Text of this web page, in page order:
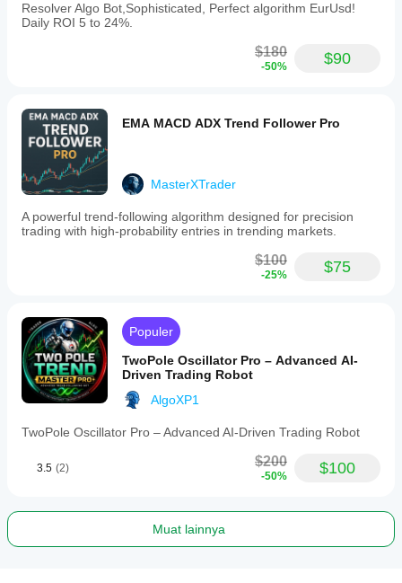
Resolver Algo Bot,Sophisticated, Perfect algorithm EurUsd!
Daily ROI 5 to 24%.
$180
-50% $90
EMA MACD ADX Trend Follower Pro
MasterXTrader
A powerful trend-following algorithm designed for precision
trading with high-probability entries in trending markets.
$100
-25% $75
Populer
TwoPole Oscillator Pro – Advanced AI-
Driven Trading Robot
AlgoXP1
TwoPole Oscillator Pro – Advanced AI-Driven Trading Robot
3.5 (2) $200
-50% $100
Muat lainnya